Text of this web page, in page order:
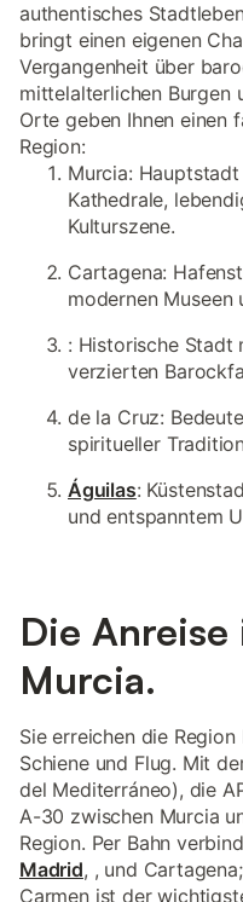
authentisches
bringt einen eigenen
Vergangenheit über
mittelalterlichen Burgen
Orte geben Ihnen einen
Region:
Murcia:
Kathedrale,
Kulturszene.
Cartagena:
modernen Museen
: Historische Stadt
verzierten
de la Cruz:
spiritueller
Águilas:
und entspanntem
Die
Murcia.
Sie erreichen die
Schiene und Flug. Mit
del Mediterráneo), die
A-30 zwischen Murcia
Region. Per Bahn
Madrid, , und
Carmen ist der